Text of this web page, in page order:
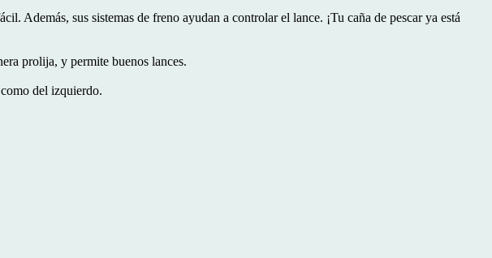
Además, sus sistemas de freno ayudan a controlar el lance. ¡Tu caña de pescar ya está
prolija, y permite buenos lances.
del izquierdo.